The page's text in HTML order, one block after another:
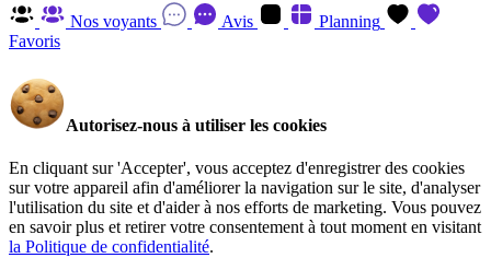
Nos voyants Avis
Planning
Favoris
Autorisez-nous à utiliser les cookies
En cliquant sur 'Accepter', vous acceptez d'enregistrer des cookies
sur votre appareil afin d'améliorer la navigation sur le site, d'analyser
l'utilisation du site et d'aider à nos efforts de marketing. Vous pouvez
en savoir plus et retirer votre consentement à tout moment en visitant
la Politique de confidentialité.